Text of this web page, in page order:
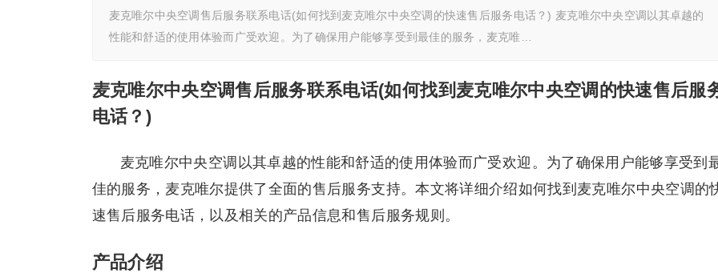
麦克唯尔中央空调售后服务联系电话(如何找到麦克唯尔中央空调的快速售后服务电话？) 麦克唯尔中央空调以其卓越的
性能和舒适的使用体验而广受欢迎。为了确保用户能够享受到最佳的服务，麦克唯…
麦克唯尔中央空调售后服务联系电话(如何找到麦克唯尔中央空调的快速售后服
电话？)
麦克唯尔中央空调以其卓越的性能和舒适的使用体验而广受欢迎。为了确保用户能够享受到
佳的服务，麦克唯尔提供了全面的售后服务支持。本文将详细介绍如何找到麦克唯尔中央空调的
速售后服务电话，以及相关的产品信息和售后服务规则。
产品介绍